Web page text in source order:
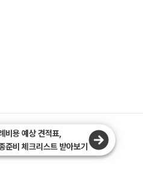
비용 예상 견적표,
준비 체크리스트 받아보기